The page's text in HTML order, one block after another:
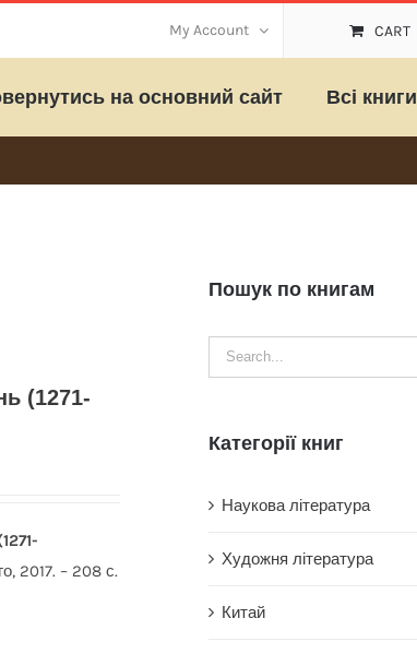
My Account CART
на основний сайт Всі книги
(1271-
2017. – 208 с.
Пошук по книгам
Категорії книг
Наукова література
Художня література
Китай